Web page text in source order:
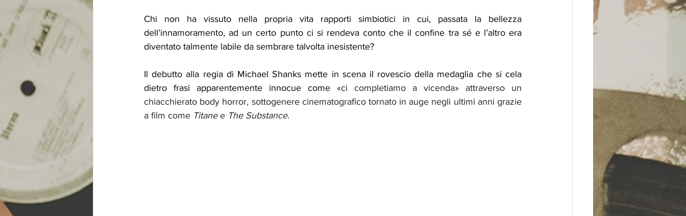
Chi non ha vissuto nella propria vita rapporti simbiotici in cui, passata la bellezza
dell’innamoramento, ad un certo punto ci si rendeva conto che il confine tra sé e l’altro era
diventato talmente labile da sembrare talvolta inesistente?
Il debutto alla regia di Michael Shanks mette in scena il rovescio della medaglia che si cela
dietro frasi apparentemente innocue come «ci completiamo a vicenda» attraverso un
chiacchierato body horror, sottogenere cinematografico tornato in auge negli ultimi anni grazie
a film come Titane e The Substance.